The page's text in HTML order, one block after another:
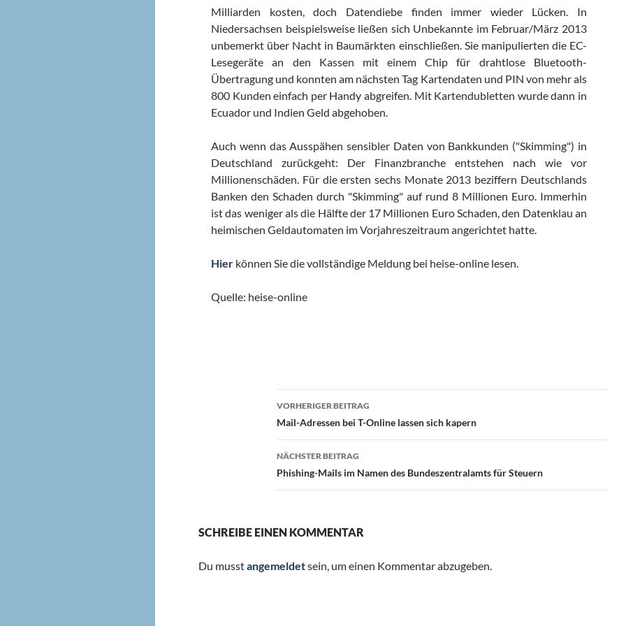
Milliarden kosten, doch Datendiebe finden immer wieder Lücken. In
Niedersachsen beispielsweise ließen sich Unbekannte im Februar/März 2013
unbemerkt über Nacht in Baumärkten einschließen. Sie manipulierten die EC-
Lesegeräte an den Kassen mit einem Chip für drahtlose Bluetooth-
Übertragung und konnten am nächsten Tag Kartendaten und PIN von mehr als
800 Kunden einfach per Handy abgreifen. Mit Kartendubletten wurde dann in
Ecuador und Indien Geld abgehoben.
Auch wenn das Ausspähen sensibler Daten von Bankkunden ("Skimming") in
Deutschland zurückgeht: Der Finanzbranche entstehen nach wie vor
Millionenschäden. Für die ersten sechs Monate 2013 beziffern Deutschlands
Banken den Schaden durch "Skimming" auf rund 8 Millionen Euro. Immerhin
ist das weniger als die Hälfte der 17 Millionen Euro Schaden, den Datenklau an
heimischen Geldautomaten im Vorjahreszeitraum angerichtet hatte.
Hier können Sie die vollständige Meldung bei heise-online lesen.
Quelle: heise-online
Beitragsnavigation
VORHERIGER BEITRAG
Mail-Adressen bei T-Online lassen sich kapern
NÄCHSTER BEITRAG
Phishing-Mails im Namen des Bundeszentralamts für Steuern
SCHREIBE EINEN KOMMENTAR
Du musstangemeldetsein, um einen Kommentar abzugeben.